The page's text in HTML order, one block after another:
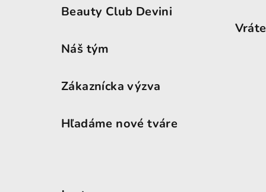
Beauty Club Devini
Náš tým
Zákaznícka výzva
Hľadáme nové tváre